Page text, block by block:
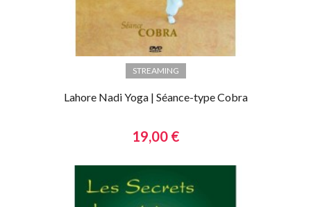
STREAMING
Lahore Nadi Yoga | Séance-type Cobra
19,00 €